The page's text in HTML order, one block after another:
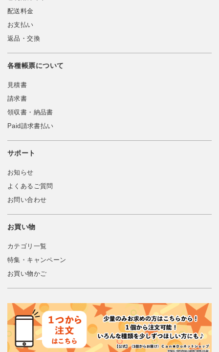
配送料金
お支払い
返品・交換
各種帳票について
見積書
請求書
領収書・納品書
Paid請求書払い
サポート
お知らせ
よくあるご質問
お問い合わせ
お買い物
カテゴリ一覧
特集・キャンペーン
お買い物かご